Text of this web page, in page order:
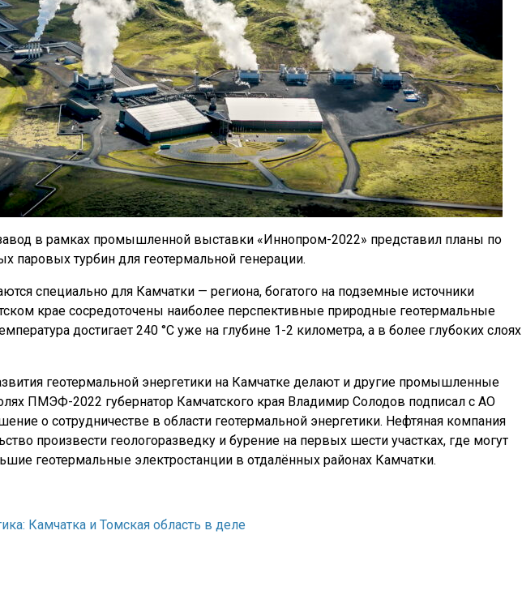
в рамках промышленной выставки «Иннопром-2022» представил планы по
паровых турбин для геотермальной генерации.
специально для Камчатки — региона, богатого на подземные источники
крае сосредоточены наиболее перспективные природные геотермальные
достигает 240 °С уже на глубине 1-2 километра, а в более глубоких слоях
геотермальной энергетики на Камчатке делают и другие промышленные
ПМЭФ-2022 губернатор Камчатского края Владимир Солодов подписал с АО
о сотрудничестве в области геотермальной энергетики. Нефтяная компания
произвести геологоразведку и бурение на первых шести участках, где могут
геотермальные электростанции в отдалённых районах Камчатки.
Камчатка и Томская область в деле